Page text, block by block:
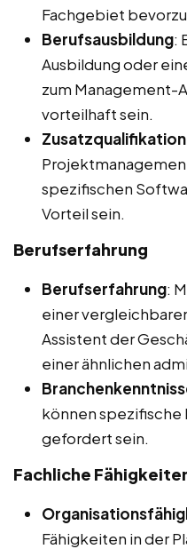
Fachgebiet
Berufsausbildung:
Ausbildung oder
zum Management-
vorteilhaft sein.
spezifischen
Vorteil sein.
Berufserfahrung
Berufserfahrung:
einer
Assistent der
einer ähnlichen
können spezifische
gefordert sein.
Fachliche
Fähigkeiten in der